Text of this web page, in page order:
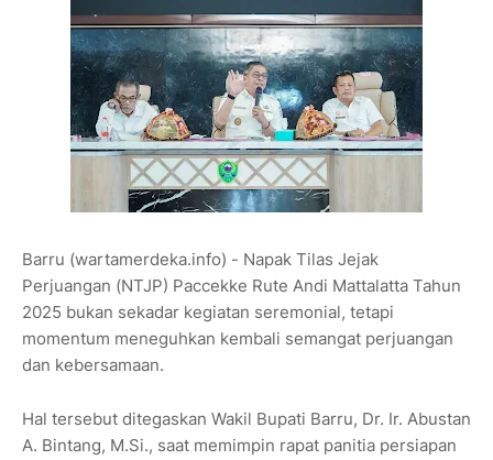
Barru (wartamerdeka.info) - Napak Tilas Jejak
Perjuangan (NTJP) Paccekke Rute Andi Mattalatta Tahun
2025 bukan sekadar kegiatan seremonial, tetapi
momentum meneguhkan kembali semangat perjuangan
dan kebersamaan.
Hal tersebut ditegaskan Wakil Bupati Barru, Dr. Ir. Abustan
A. Bintang, M.Si., saat memimpin rapat panitia persiapan